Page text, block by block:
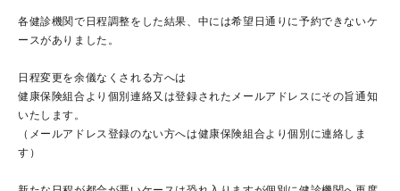
各健診機関で日程調整をした結果、中には希望日通りに予約できないケ
ースがありました。
日程変更を余儀なくされる方へは
健康保険組合より個別連絡又は登録されたメールアドレスにその旨通知
いたします。
（メールアドレス登録のない方へは健康保険組合より個別に連絡しま
す）